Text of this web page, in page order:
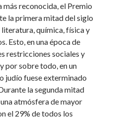
más reconocida, el Premio
la primera mitad del siglo
literatura, química, física y
Esto, en una época de
restricciones sociales y
por sobre todo, en un
judío fuese exterminado
la segunda mitad
atmósfera de mayor
el 29% de todos los